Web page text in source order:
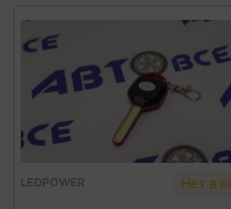
LEDPOWER Нет в